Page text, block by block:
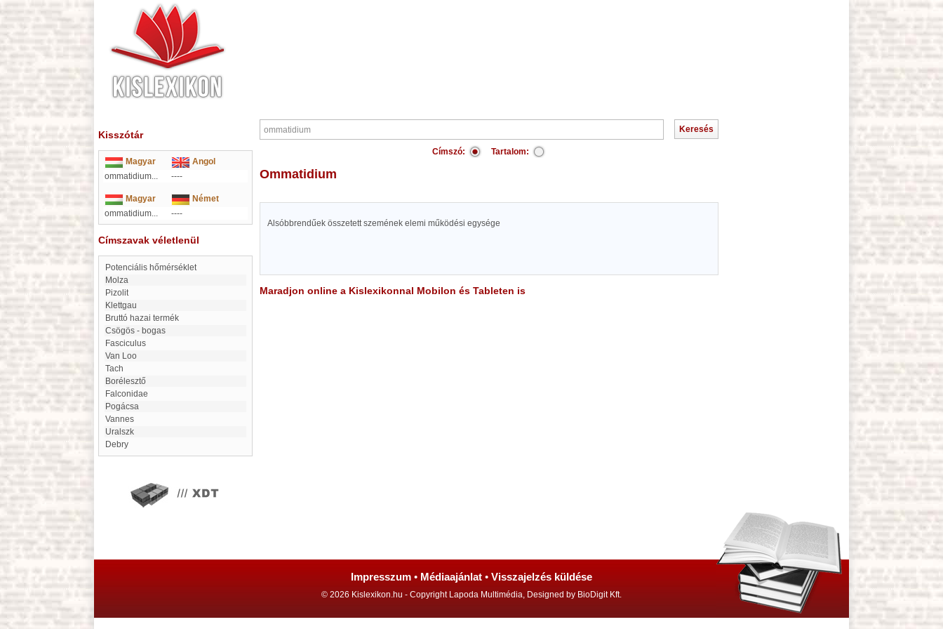
Kisszótár
Magyar
Angol
ommatidium...
----
Magyar
Német
ommatidium...
----
Címszavak véletlenül
Potenciális hőmérséklet
Molza
Pizolit
Klettgau
bruttó hazai termék
Csögös - bogas
fasciculus
Van Loo
tach
Borélesztő
Falconidae
Pogácsa
Vannes
Uralszk
Debry
Címszó: Tartalom:
ommatidium
Alsóbbrendűek összetett szemének elemi működési egysége
Maradjon online a Kislexikonnal Mobilon és Tableten is
Impresszum • Médiaajánlat • Visszajelzés küldése
© 2026 Kislexikon.hu - Copyright Lapoda Multimédia, Designed by BioDigit Kft.